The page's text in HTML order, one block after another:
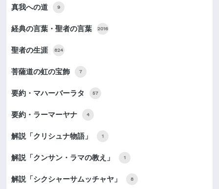
真我への道 9
経典の言葉・聖者の言葉 2016
聖者の生涯 824
菩薩道の虹の宝飾 7
要約・マハーバーラタ 57
要約・ラーマーヤナ 4
解説「クリシュナ物語」 1
解説「クンサン・ラマの教え」 1
解説「シクシャーサムッチャヤ」 8